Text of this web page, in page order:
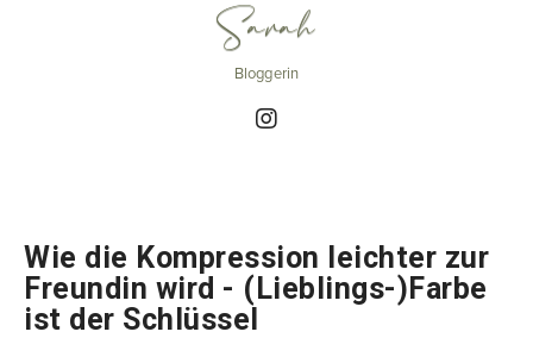
Sarah
Bloggerin
Wie die Kompression leichter zur
Freundin wird - (Lieblings-)Farbe
ist der Schlüssel